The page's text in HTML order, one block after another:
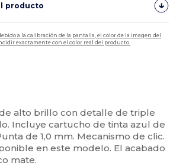
producto
a la calibración de la pantalla, el color de la imagen del
exactamente con el color real del producto.
alto brillo con detalle de triple
Incluye cartucho de tinta azul de
de 1,0 mm. Mecanismo de clic.
en este modelo. El acabado
mate.